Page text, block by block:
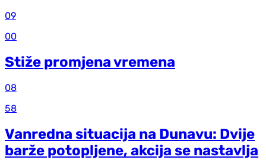
09
00
Stiže promjena vremena
08
58
Vanredna situacija na Dunavu: Dvije
barže potopljene, akcija se nastavlja